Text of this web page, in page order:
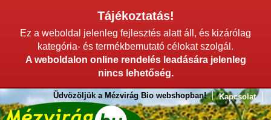
Tájékoztatás!
Ez a weboldal jelenleg fejlesztés alatt áll, és kizárólag
kategória- és termékbemutató célokat szolgál.
A weboldalon online rendelés leadására jelenleg
nincs lehetőség.
Üdvözöljük a Mézvirág Bio webshopban! Kapcsolat